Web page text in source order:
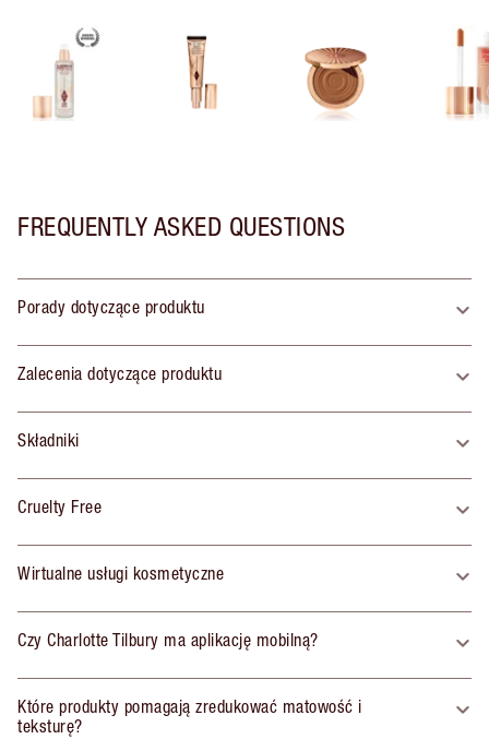
FREQUENTLY ASKED QUESTIONS
Porady dotyczące produktu
Zalecenia dotyczące produktu
Składniki
Cruelty Free
Wirtualne usługi kosmetyczne
Czy Charlotte Tilbury ma aplikację mobilną?
Które produkty pomagają zredukować matowość i
teksturę?